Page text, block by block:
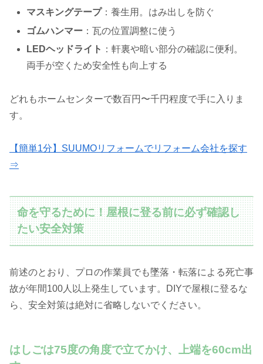
マスキングテープ：養生用。はみ出しを防ぐ
ゴムハンマー ：瓦の位置調整に使う
LEDヘッドライト ：軒裏や暗い部分の確認に便利。
両手が空くため安全性も向上する
どれもホームセンターで数百円〜千円程度で手に入りま
す。
【簡単1分】SUUMOリフォームでリフォーム会社を探す
⇒
命を守るために！屋根に登る前に必ず確認し
たい安全対策
前述のとおり、プロの作業員でも墜落・転落による死亡事
故が年間100人以上発生しています。DIYで屋根に登るな
ら、安全対策は絶対に省略しないでください。
はしごは75度の角度で立てかけ、上端を60cm出